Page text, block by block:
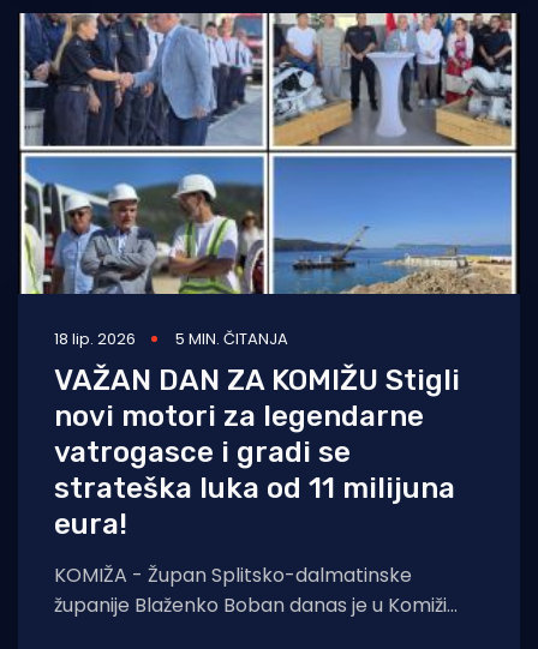
18 lip. 2026 5 MIN. ČITANJA
VAŽAN DAN ZA KOMIŽU Stigli
novi motori za legendarne
vatrogasce i gradi se
strateška luka od 11 milijuna
eura!
KOMIŽA - Župan Splitsko-dalmatinske
županije Blaženko Boban danas je u Komiži